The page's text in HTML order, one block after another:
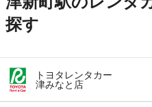
探す
トヨタレンタカー
津みなと店